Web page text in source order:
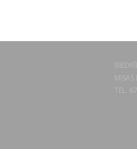
TEL.